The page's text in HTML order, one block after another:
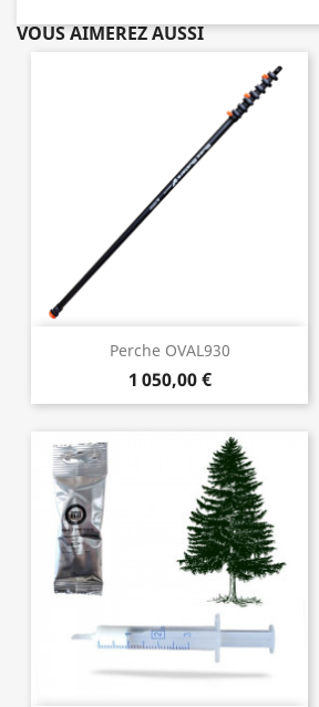
VOUS AIMEREZ AUSSI
Perche OVAL930
1 050,00 €